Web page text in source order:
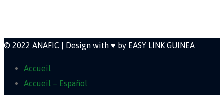
© 2022 ANAFIC | Design with ♥ by EASY LINK GUINEA
Accueil
Accueil – Español